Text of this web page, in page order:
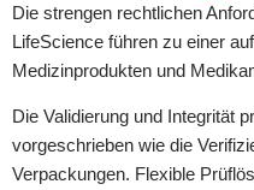
Die strengen rechtlichen
LifeScience führen zu einer
Medizinprodukten und
Die Validierung und Integrität
vorgeschrieben wie die
Verpackungen. Flexible